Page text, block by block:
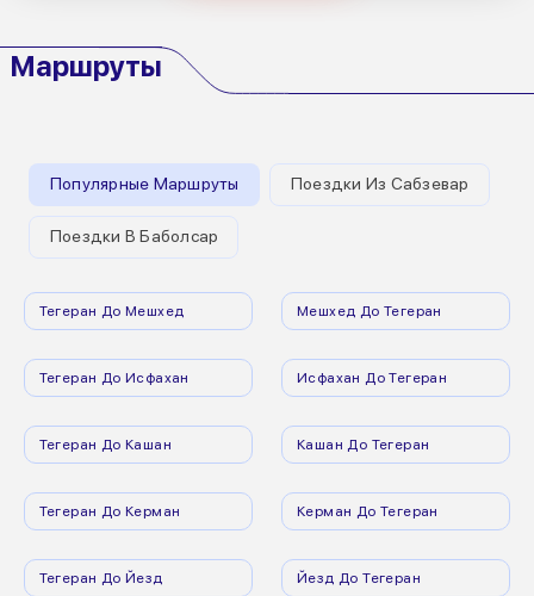
Маршруты
Популярные Маршруты Поездки Из Сабзевар
Поездки В Баболсар
Тегеран До Мешхед Мешхед До Тегеран
Тегеран До Исфахан Исфахан До Тегеран
Тегеран До Кашан Кашан До Тегеран
Тегеран До Керман Керман До Тегеран
Тегеран До Йезд Йезд До Тегеран